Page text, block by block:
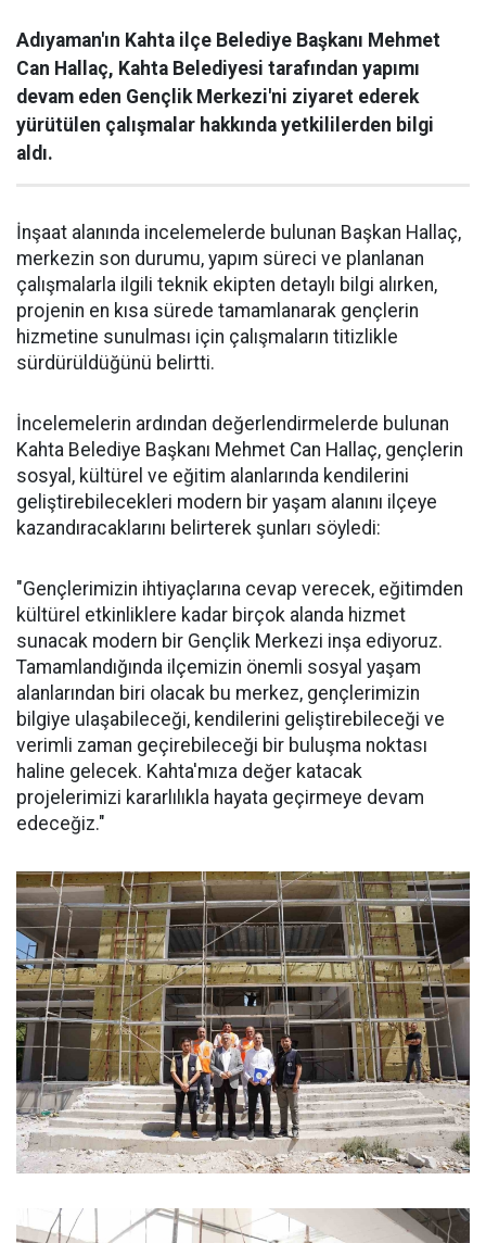
Adıyaman'ın Kahta ilçe Belediye Başkanı Mehmet
Can Hallaç, Kahta Belediyesi tarafından yapımı
devam eden Gençlik Merkezi'ni ziyaret ederek
yürütülen çalışmalar hakkında yetkililerden bilgi
aldı.
İnşaat alanında incelemelerde bulunan Başkan Hallaç,
merkezin son durumu, yapım süreci ve planlanan
çalışmalarla ilgili teknik ekipten detaylı bilgi alırken,
projenin en kısa sürede tamamlanarak gençlerin
hizmetine sunulması için çalışmaların titizlikle
sürdürüldüğünü belirtti.
İncelemelerin ardından değerlendirmelerde bulunan
Kahta Belediye Başkanı Mehmet Can Hallaç, gençlerin
sosyal, kültürel ve eğitim alanlarında kendilerini
geliştirebilecekleri modern bir yaşam alanını ilçeye
kazandıracaklarını belirterek şunları söyledi:
"Gençlerimizin ihtiyaçlarına cevap verecek, eğitimden
kültürel etkinliklere kadar birçok alanda hizmet
sunacak modern bir Gençlik Merkezi inşa ediyoruz.
Tamamlandığında ilçemizin önemli sosyal yaşam
alanlarından biri olacak bu merkez, gençlerimizin
bilgiye ulaşabileceği, kendilerini geliştirebileceği ve
verimli zaman geçirebileceği bir buluşma noktası
haline gelecek. Kahta'mıza değer katacak
projelerimizi kararlılıkla hayata geçirmeye devam
edeceğiz."